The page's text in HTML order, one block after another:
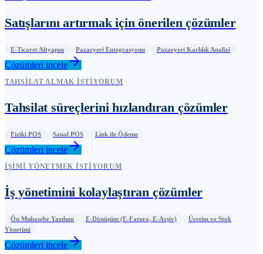
Satışlarını artırmak için önerilen çözümler
E-Ticaret Altyapısı Pazaryeri Entegrasyonu Pazaryeri Karlılık Analizi
Çözümleri incele
TAHSILAT ALMAK İSTIYORUM
Tahsilat süreçlerini hızlandıran çözümler
Fiziki POS Sanal POS Link ile Ödeme
Çözümleri incele
İŞIMI YÖNETMEK İSTIYORUM
İş yönetimini kolaylaştıran çözümler
Ön Muhasebe Yazılımı E-Dönüşüm (E-Fatura, E-Arşiv)
Üretim ve Stok
Yönetimi
Çözümleri incele